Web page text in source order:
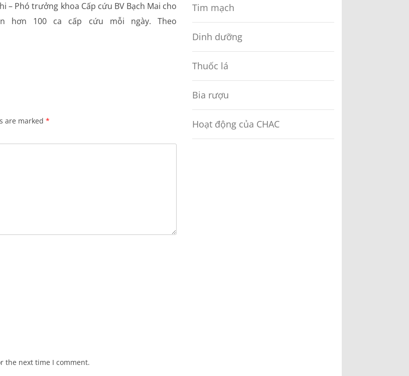
Tai – Mũi – Họng
– Phó trưởng khoa Cấp cứu BV Bạch Mai cho
hơn 100 ca cấp cứu mỗi ngày. Theo
are marked*
the next time I comment.
Tim mạch
Dinh dưỡng
Thuốc lá
Bia rượu
Hoạt động của CHAC